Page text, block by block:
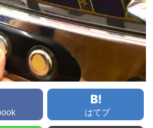
はてブ